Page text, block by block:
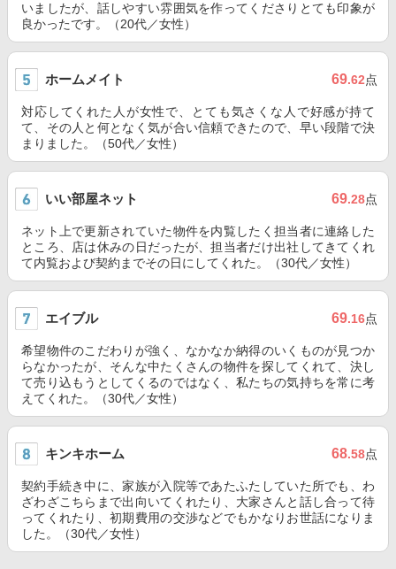
いましたが、話しやすい雰囲気を作ってくださりとても印象が
良かったです。（20代／女性）
ホームメイト 69.62点
対応してくれた人が女性で、とても気さくな人で好感が持て
て、その人と何となく気が合い信頼できたので、早い段階で決
まりました。（50代／女性）
いい部屋ネット 69.28点
ネット上で更新されていた物件を内覧したく担当者に連絡した
ところ、店は休みの日だったが、担当者だけ出社してきてくれ
て内覧および契約までその日にしてくれた。（30代／女性）
エイブル 69.16点
希望物件のこだわりが強く、なかなか納得のいくものが見つか
らなかったが、そんな中たくさんの物件を探してくれて、決し
て売り込もうとしてくるのではなく、私たちの気持ちを常に考
えてくれた。（30代／女性）
キンキホーム 68.58点
契約手続き中に、家族が入院等であたふたしていた所でも、わ
ざわざこちらまで出向いてくれたり、大家さんと話し合って待
ってくれたり、初期費用の交渉などでもかなりお世話になりま
した。（30代／女性）